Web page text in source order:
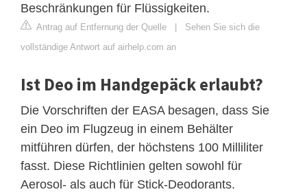
Beschränkungen für Flüssigkeiten.
Antrag auf Entfernung der Quelle | Sehen Sie sich die
vollständige Antwort auf airhelp.com an
Ist Deo im Handgepäck erlaubt?
Die Vorschriften der EASA besagen, dass Sie
ein Deo im Flugzeug in einem Behälter
mitführen dürfen, der höchstens 100 Milliliter
fasst. Diese Richtlinien gelten sowohl für
Aerosol- als auch für Stick-Deodorants.